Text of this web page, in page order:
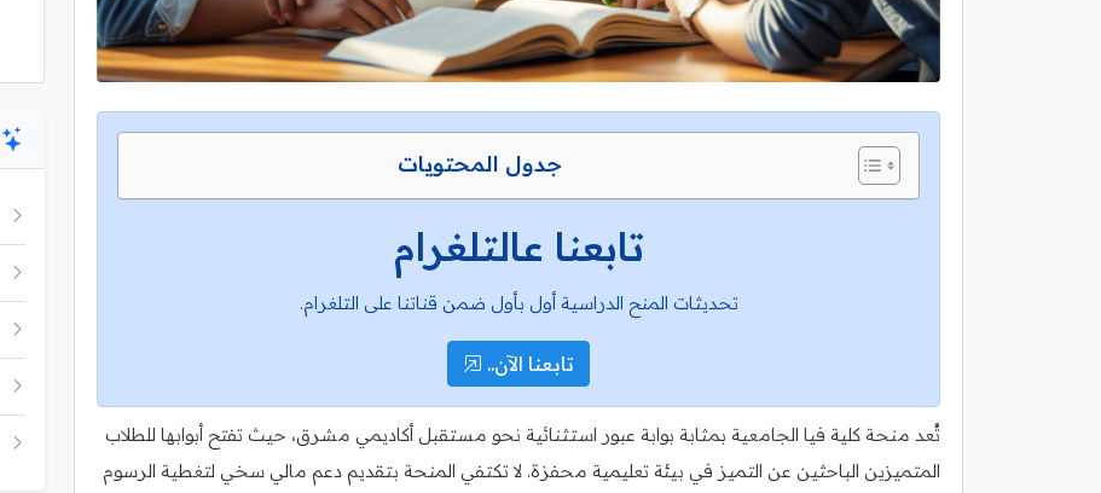
جدول المحتويات
تابعنا عالتلغرام
تحديثات المنح الدراسية أول بأول ضمن قناتنا على التلغرام.
تابعنا الآن..
تُعد منحة كلية فيا الجامعية بمثابة بوابة عبور استثنائية نحو مستقبل أكاديمي مشرق، حيث تفتح أبوابها للطلاب
المتميزين الباحثين عن التميز في بيئة تعليمية محفزة. لا تكتفي المنحة بتقديم دعم مالي سخي لتغطية الرسوم